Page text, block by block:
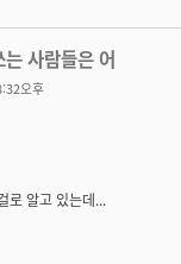
사람들은 어
오후
로 알고 있는데...